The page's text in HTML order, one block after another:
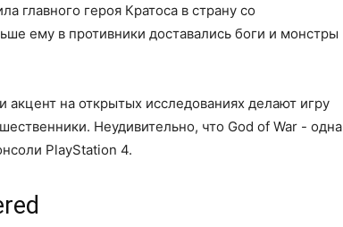
главного героя Кратоса в страну со
ему в противники доставались боги и монстры
на открытых исследованиях делают игру
Неудивительно, что God of War - одна
PlayStation 4.